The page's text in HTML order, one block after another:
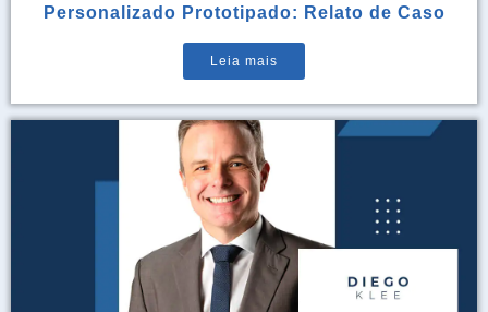
Personalizado Prototipado: Relato de Caso
Leia mais